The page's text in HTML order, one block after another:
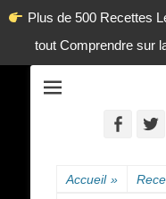
Plus de 500 Recettes
tout Comprendre sur
Accueil »